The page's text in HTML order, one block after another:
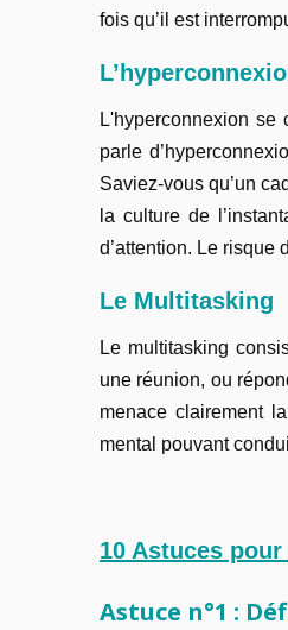
fois qu’il est
L'hyperconnexion se
parle
Saviez-vous qu’un
la culture de
d’attention. Le risque
Le Multitasking
Le multitasking
une réunion, ou
menace clairement
mental pouvant
10 Astuces
Astuce n°1 :